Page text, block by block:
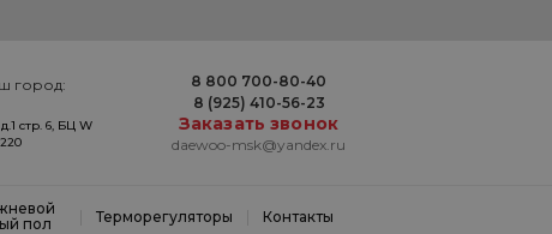
город:
стр. 6, БЦ W
8 800 700-80-40
8 (925) 410-56-23
Заказать звонок
daewoo-msk@yandex.ru
пол
Терморегуляторы Контакты